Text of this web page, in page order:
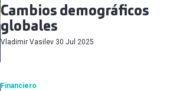
Cambios demográficos
globales
Vladimir Vasilev 30 Jul 2025
Financiero